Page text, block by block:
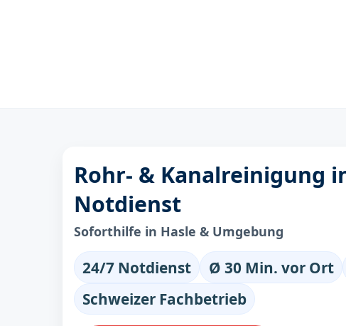
Rohr- & Kanalreinigung
Notdienst
Soforthilfe in Hasle & Umgebung
24/7 Notdienst Ø 30 Min. vor Ort
Schweizer Fachbetrieb